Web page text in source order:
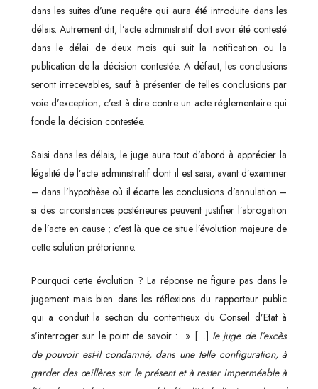
dans les suites d’une requête qui aura été introduite dans les
délais. Autrement dit, l’acte administratif doit avoir été contesté
dans le délai de deux mois qui suit la notification ou la
publication de la décision contestée. A défaut, les conclusions
seront irrecevables, sauf à présenter de telles conclusions par
voie d’exception, c’est à dire contre un acte réglementaire qui
fonde la décision contestée.
Saisi dans les délais, le juge aura tout d’abord à apprécier la
légalité de l’acte administratif dont il est saisi, avant d’examiner
– dans l’hypothèse où il écarte les conclusions d’annulation –
si des circonstances postérieures peuvent justifier l’abrogation
de l’acte en cause ; c’est là que ce situe l’évolution majeure de
cette solution prétorienne.
Pourquoi cette évolution ? La réponse ne figure pas dans le
jugement mais bien dans les réflexions du rapporteur public
qui a conduit la section du contentieux du Conseil d’Etat à
s’interroger sur le point de savoir : » […] le juge de l’excès
de pouvoir est-il condamné, dans une telle configuration, à
garder des œillères sur le présent et à rester imperméable à